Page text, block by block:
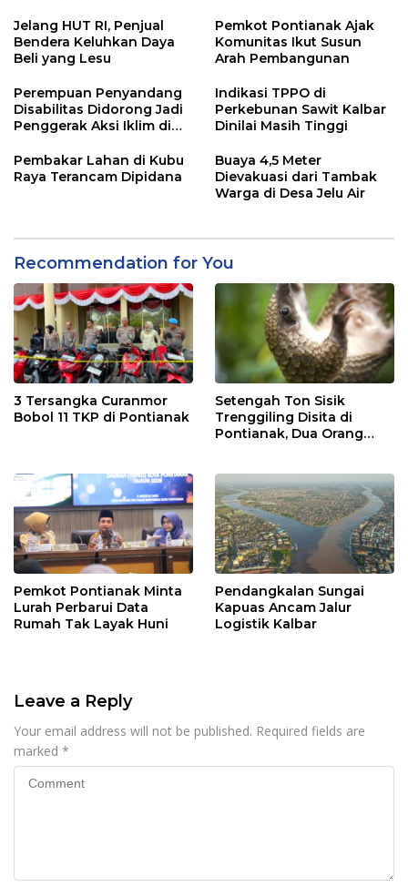
Jelang HUT RI, Penjual
Bendera Keluhkan Daya
Beli yang Lesu
Pemkot Pontianak Ajak
Komunitas Ikut Susun
Arah Pembangunan
Perempuan Penyandang
Disabilitas Didorong Jadi
Penggerak Aksi Iklim di
Indikasi TPPO di
Perkebunan Sawit Kalbar
Dinilai Masih Tinggi
Pembakar Lahan di Kubu
Raya Terancam Dipidana
Buaya 4,5 Meter
Dievakuasi dari Tambak
Warga di Desa Jelu Air
Recommendation for You
3 Tersangka Curanmor
Bobol 11 TKP di Pontianak
Setengah Ton Sisik
Trenggiling Disita di
Pontianak, Dua Orang
Pemkot Pontianak Minta
Lurah Perbarui Data
Rumah Tak Layak Huni
Pendangkalan Sungai
Kapuas Ancam Jalur
Logistik Kalbar
Leave a Reply
Your email address will not be published. Required fields are
marked *